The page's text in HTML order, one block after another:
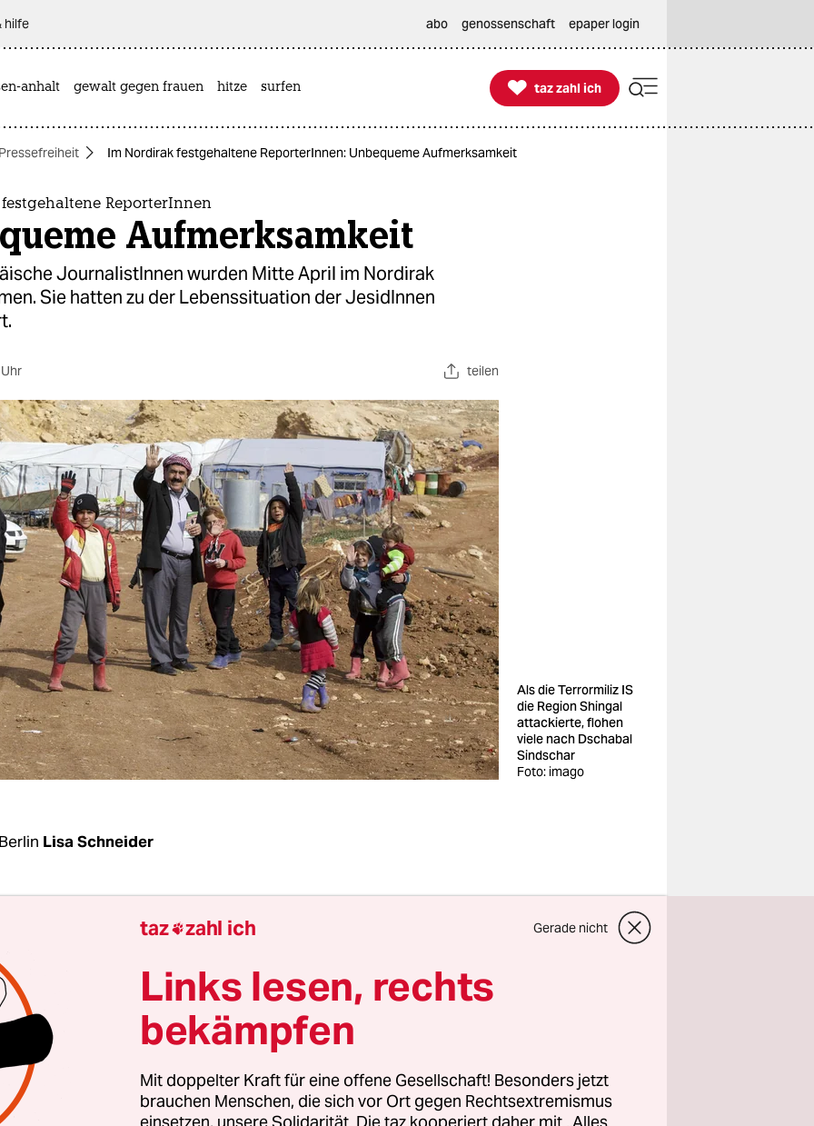
hilfe abo genossenschaft epaper login
anhalt gewalt gegen frauen hitze surfen 
taz zahl ich
taz zahl ich
Pressefreiheit Im Nordirak festgehaltene ReporterInnen: Unbequeme Aufmerksamkeit
ReporterInnen
Aufmerksamkeit
JournalistInnen wurden Mitte April im Nordirak
Sie hatten zu der Lebenssituation der JesidInnen
teilen
Als die Terrormiliz IS
die Region Shingal
attackierte, flohen
viele nach Dschabal
Sindschar
Foto: imago
Lisa Schneider
werden die deutsche Aktivistin und Medienmacherin
ihr slowenischer Kollege Matej K. an einem Checkpoint
einer historisch von JesidInnen bewohnten Region im
kurdisch regierten Nordirak, festgenommen. Tagelang
von ihnen. Neun Tage nach ihrem Verschwinden wird
wo die beiden festgehalten werden: in einem
in Baghdad.
taz zahl ich Gerade nicht
Links lesen, rechts
bekämpfen
Mit doppelter Kraft für eine offene Gesellschaft! Besonders jetzt
brauchen Menschen, die sich vor Ort gegen Rechtsextremismus
einsetzen, unsere Solidarität. Die taz kooperiert daher mit „Alles